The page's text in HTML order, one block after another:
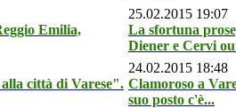
Emilia,
25.02.2015 19:07
La sfortuna
Diener e Cervi
città di Varese".
24.02.2015 18:48
Clamoroso a
suo posto c'è...